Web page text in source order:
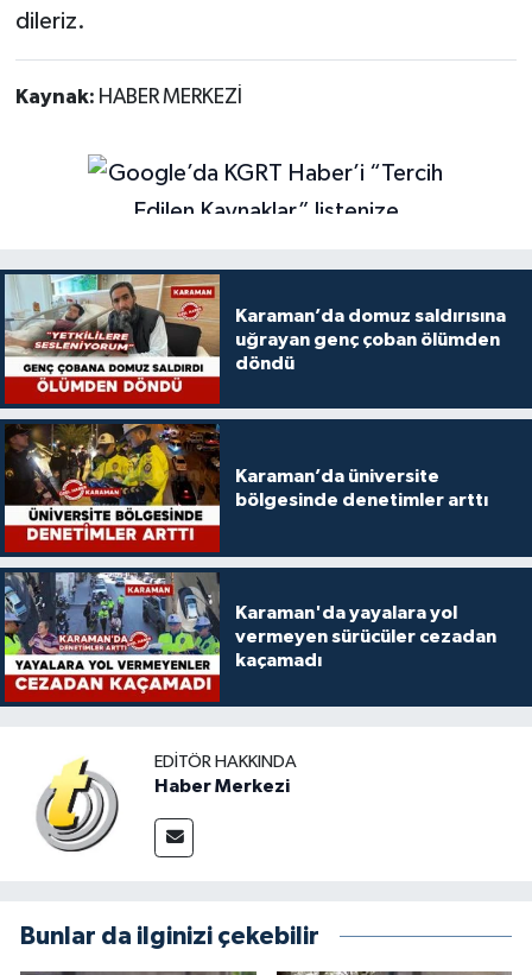
dileriz.
Kaynak: HABER MERKEZİ
Karaman’da domuz saldırısına
uğrayan genç çoban ölümden
döndü
Karaman’da üniversite
bölgesinde denetimler arttı
Karaman'da yayalara yol
vermeyen sürücüler cezadan
kaçamadı
EDITÖR HAKKINDA
Haber Merkezi
Bunlar da ilginizi çekebilir